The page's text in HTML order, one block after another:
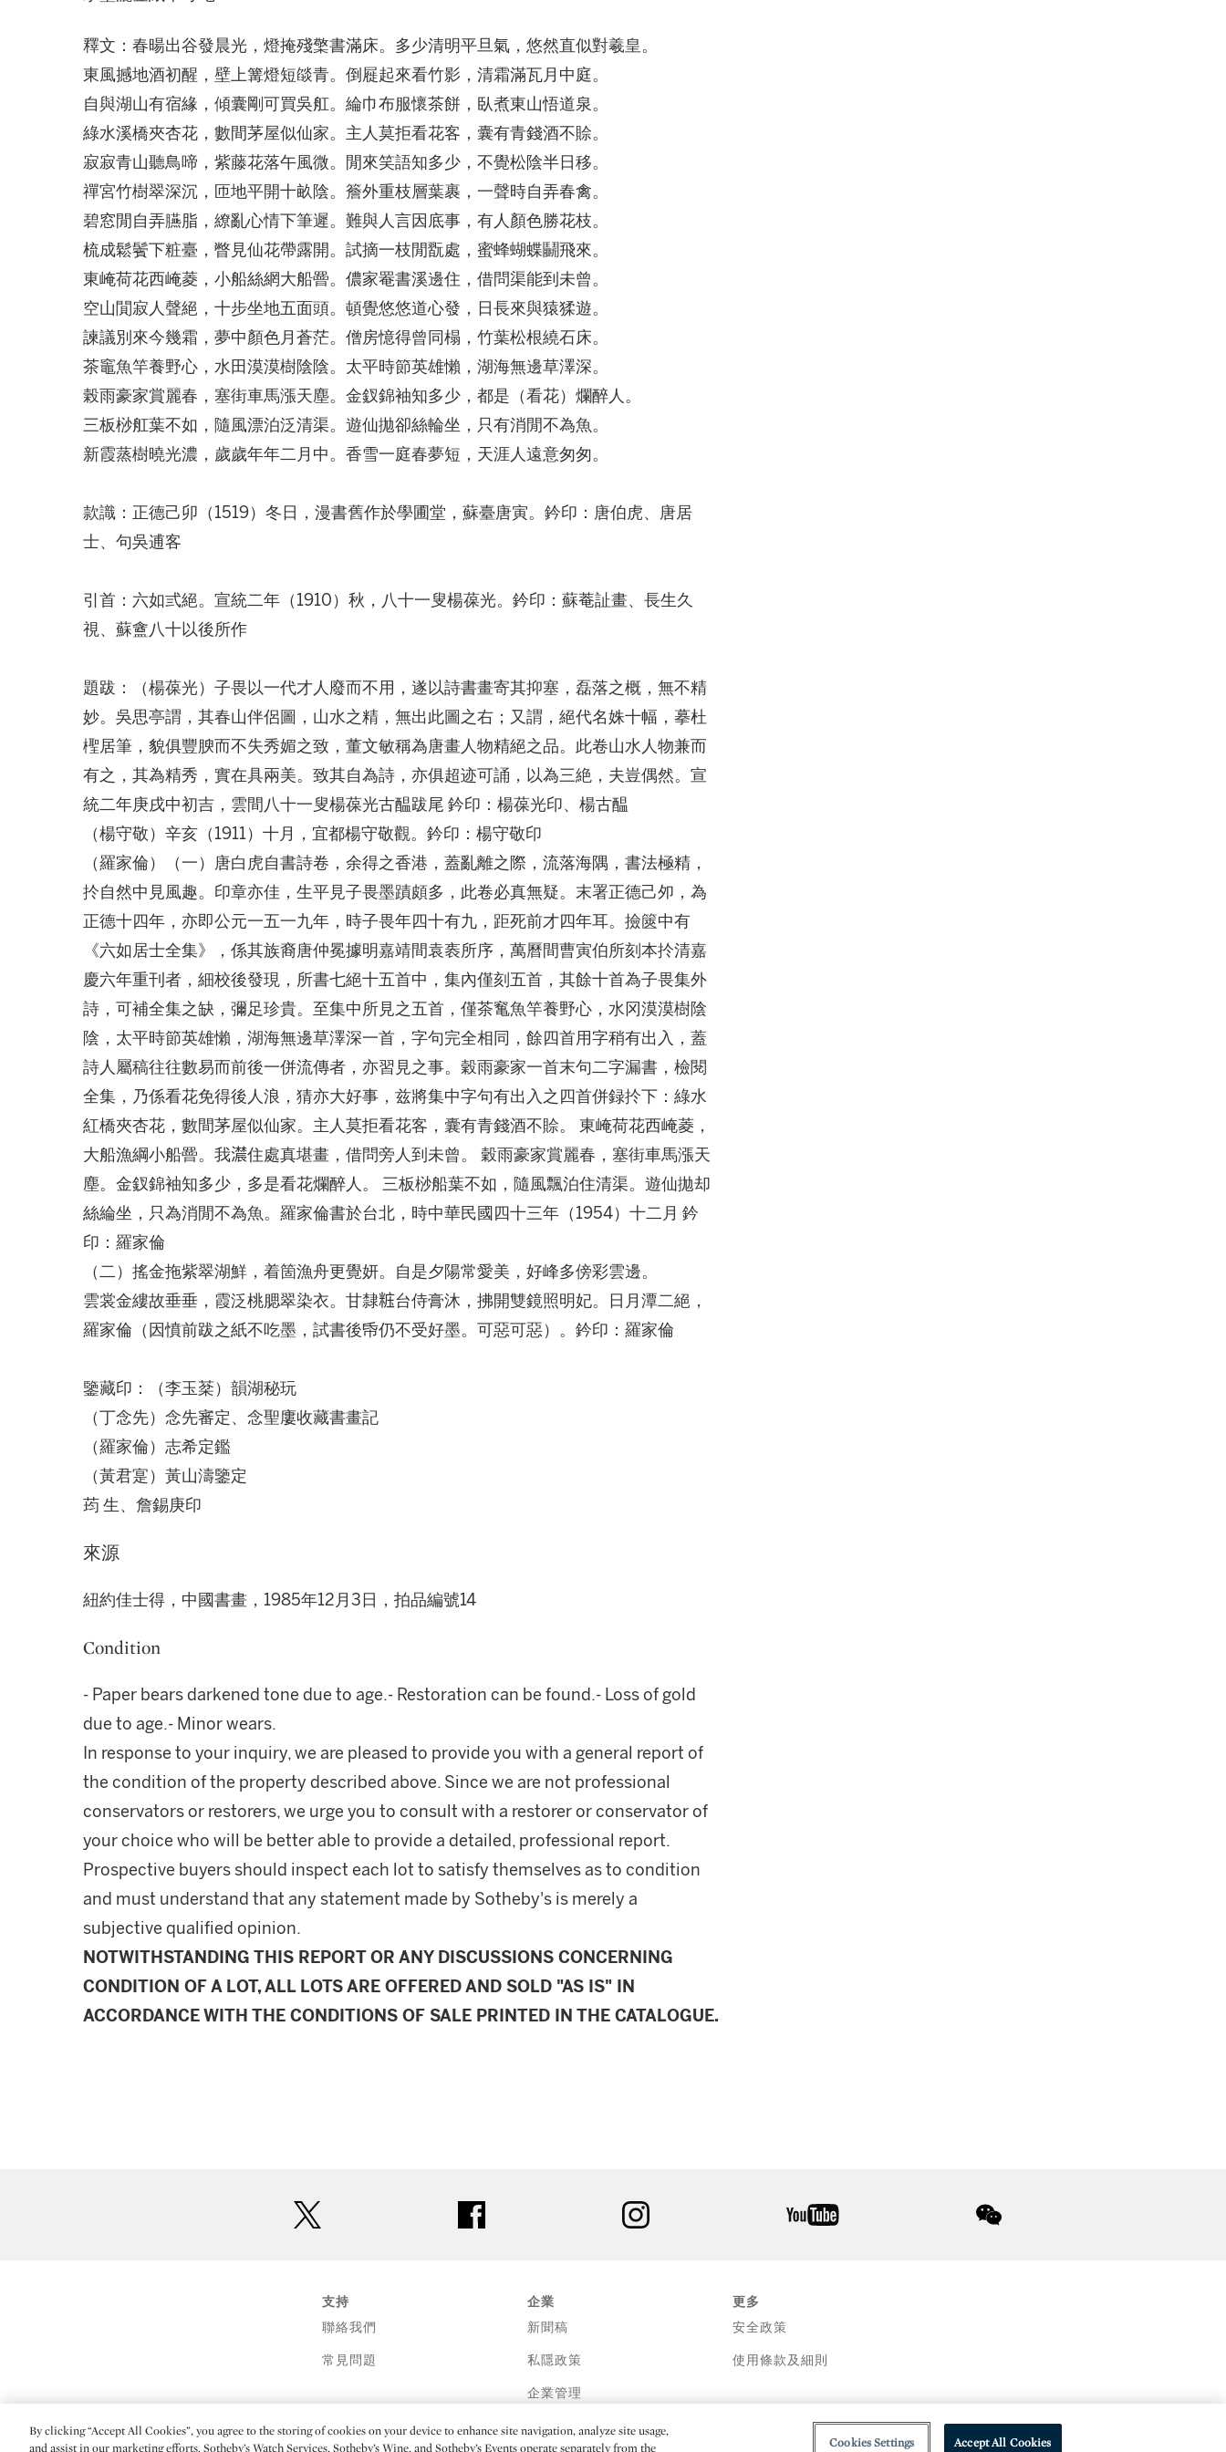
釋文：春暘出谷發晨光，燈掩殘檠書滿床。多少清明平旦氣，悠然直似對羲皇。
東風撼地酒初醒，壁上篝燈短燄青。倒屣起來看竹影，清霜滿瓦月中庭。
自與湖山有宿緣，傾囊剛可買吳舡。綸巾布服懷茶餅，臥煮東山悟道泉。
綠水溪橋夾杏花，數間茅屋似仙家。主人莫拒看花客，囊有青錢酒不賒。
寂寂青山聽鳥啼，紫藤花落午風微。閒來笑語知多少，不覺松陰半日移。
禪宮竹樹翠深沉，匝地平開十畝陰。簷外重枝層葉裹，一聲時自弄春禽。
碧窓閒自弄臙脂，繚亂心情下筆遲。難與人言因底事，有人顏色勝花枝。
梳成鬆鬢下粧臺，瞥見仙花帶露開。試摘一枝閒翫處，蜜蜂蝴蝶鬭飛來。
東崦荷花西崦菱，小船絲網大船罾。儂家罨書溪邊住，借問渠能到未曾。
空山閴寂人聲絕，十步坐地五面頭。頓覺悠悠道心發，日長來與猿猱遊。
諫議別來今幾霜，夢中顏色月蒼茫。僧房憶得曾同榻，竹葉松根繞石床。
茶竈魚竿養野心，水田漠漠樹陰陰。太平時節英雄懶，湖海無邊草澤深。
榖雨豪家賞麗春，塞街車馬漲天塵。金釵錦袖知多少，都是（看花）爛醉人。
三板桫舡葉不如，隨風漂泊泛清渠。遊仙拋卻絲輪坐，只有消閒不為魚。
新霞蒸樹曉光濃，歲歲年年二月中。香雪一庭春夢短，天涯人遠意匆匆。
款識：正德己卯（1519）冬日，漫書舊作於學圃堂，蘇臺唐寅。鈐印：唐伯虎、唐居
士、句吳逋客
引首：六如弎絕。宣統二年（1910）秋，八十一叟楊葆光。鈐印：蘇菴訨畫、長生久
視、蘇盦八十以後所作
題跋：（楊葆光）子畏以一代才人廢而不用，遂以詩書畫寄其抑塞，磊落之概，無不精
妙。吳思亭謂，其春山伴侶圖，山水之精，無出此圖之右；又謂，絕代名姝十幅，摹杜
檉居筆，貌俱豐腴而不失秀媚之致，董文敏稱為唐畫人物精絕之品。此卷山水人物兼而
有之，其為精秀，實在具兩美。致其自為詩，亦俱超迹可誦，以為三絶，夫豈偶然。宣
統二年庚戌中初吉，雲間八十一叟楊葆光古醖跋尾 鈐印：楊葆光印、楊古醖
（楊守敬）辛亥（1911）十月，宜都楊守敬觀。鈐印：楊守敬印
（羅家倫）（一）唐白虎自書詩卷，余得之香港，蓋亂離之際，流落海隅，書法極精，
扵自然中見風趣。印章亦佳，生平見子畏墨蹟頗多，此卷必真無疑。末署正德己夘，為
正德十四年，亦即公元一五一九年，時子畏年四十有九，距死前才四年耳。撿篋中有
《六如居士全集》，係其族裔唐仲冕據明嘉靖間袁袠所序，萬曆間曹寅伯所刻本扵清嘉
慶六年重刊者，細校後發現，所書七絕十五首中，集內僅刻五首，其餘十首為子畏集外
詩，可補全集之缺，彌足珍貴。至集中所見之五首，僅茶䆴魚竿養野心，水冈漠漠樹陰
陰，太平時節英雄懶，湖海無邊草澤深一首，字句完全相同，餘四首用字稍有出入，蓋
詩人屬稿往往數易而前後一併流傳者，亦習見之事。穀雨豪家一首末句二字漏書，檢閱
全集，乃係看花免得後人浪，猜亦大好事，兹將集中字句有出入之四首併録扵下：綠水
紅橋夾杏花，數間茅屋似仙家。主人莫拒看花客，囊有青錢酒不賒。 東崦荷花西崦菱，
大船漁綱小船罾。我𤂑住處真堪畫，借問旁人到未曾。 穀雨豪家賞麗春，塞街車馬漲天
塵。金釵錦袖知多少，多是看花爛醉人。 三板桫船葉不如，隨風飄泊住清渠。遊仙拋却
絲綸坐，只為消閒不為魚。羅家倫書於台北，時中華民國四十三年（1954）十二月 鈐
印：羅家倫
（二）搖金拖紫翠湖鮮，着箇漁舟更覺妍。自是夕陽常愛美，好峰多傍彩雲邊。
雲裳金縷故垂垂，霞泛桃腮翠染衣。甘隸𥺁台侍膏沐，拂開雙鏡照明妃。日月潭二絕，
羅家倫（因憤前跋之紙不吃墨，試書後帋仍不受好墨。可惡可惡）。鈐印：羅家倫
鑒藏印：（李玉棻）韻湖秘玩
（丁念先）念先審定、念聖廔收藏書畫記
（羅家倫）志希定鑑
（黃君寔）黃山濤鑒定
荺 生、詹錫庚印
來源
紐約佳士得，中國書畫，1985年12月3日，拍品編號14
Condition
- Paper bears darkened tone due to age.- Restoration can be found.- Loss of gold
due to age.- Minor wears.
In response to your inquiry, we are pleased to provide you with a general report of
the condition of the property described above. Since we are not professional
conservators or restorers, we urge you to consult with a restorer or conservator of
your choice who will be better able to provide a detailed, professional report.
Prospective buyers should inspect each lot to satisfy themselves as to condition
and must understand that any statement made by Sotheby's is merely a
subjective qualified opinion.
NOTWITHSTANDING THIS REPORT OR ANY DISCUSSIONS CONCERNING
CONDITION OF A LOT, ALL LOTS ARE OFFERED AND SOLD "AS IS" IN
ACCORDANCE WITH THE CONDITIONS OF SALE PRINTED IN THE CATALOGUE.
instagram youtube wechat
支持
聯絡我們
常見問題
企業
新聞稿
私隱政策
企業管理
更多
安全政策
使用條款及細則
(C) 2026 Sotheby's
By clicking “Accept All Cookies”, you agree to the storing of cookies on your device to enhance site navigation, analyze site usage,
and assist in our marketing efforts. Sotheby’s Watch Services, Sotheby’s Wine, and Sotheby’s Events operate separately from the
Cookies Settings Accept All Cookies